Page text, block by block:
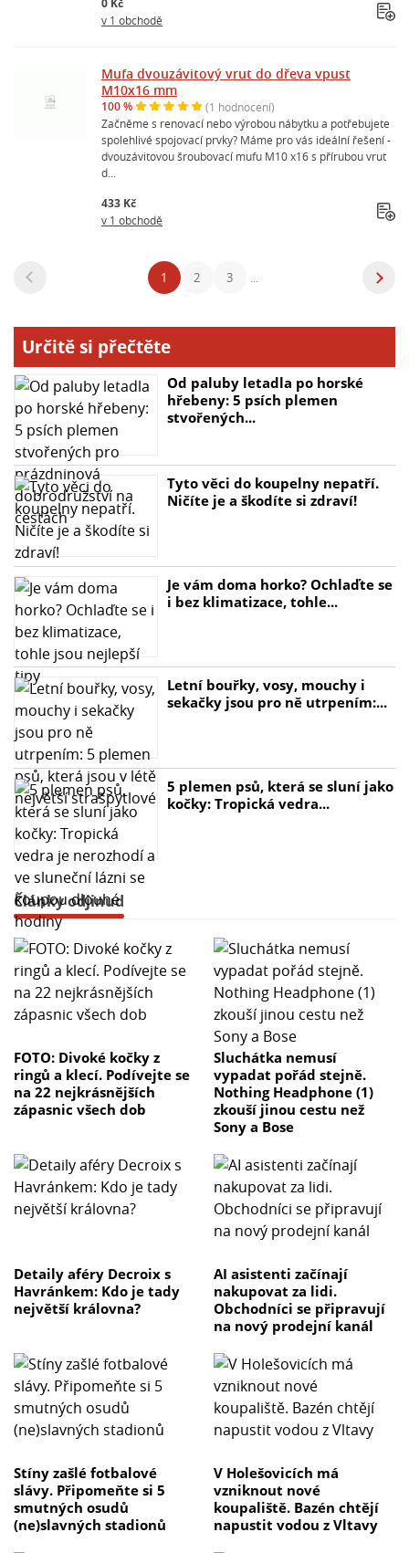
v 1 obchodě
Mufa dvouzávitový vrut do dřeva vpust
M10x16 mm
100 %
(1 hodnocení)
Začněme s renovací nebo výrobou nábytku a potřebujete
spolehlivé spojovací prvky? Máme pro vás ideální řešení -
dvouzávitovou šroubovací mufu M10 x16 s přírubou vrut
d...
433 Kč
v 1 obchodě
1 2 3
Určitě si přečtěte
Od paluby letadla po horské
hřebeny: 5 psích plemen
stvořených...
Tyto věci do koupelny nepatří.
Ničíte je a škodíte si zdraví!
Je vám doma horko? Ochlaďte se
i bez klimatizace, tohle...
Letní bouřky, vosy, mouchy i
sekačky jsou pro ně utrpením:...
5 plemen psů, která se sluní jako
kočky: Tropická vedra...
Články odjinud
FOTO: Divoké kočky z
ringů a klecí. Podívejte se
na 22 nejkrásnějších
zápasnic všech dob
Sluchátka nemusí
vypadat pořád stejně.
Nothing Headphone (1)
zkouší jinou cestu než
Sony a Bose
Detaily aféry Decroix s
Havránkem: Kdo je tady
největší královna?
AI asistenti začínají
nakupovat za lidi.
Obchodníci se připravují
na nový prodejní kanál
Stíny zašlé fotbalové
slávy. Připomeňte si 5
smutných osudů
(ne)slavných stadionů
V Holešovicích má
vzniknout nové
koupaliště. Bazén chtějí
napustit vodou z Vltavy